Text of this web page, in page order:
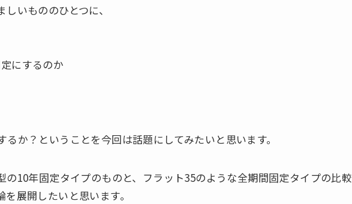
いもののひとつに、
にするのか
か？ということを今回は話題にしてみたいと思います。
の10年固定タイプのものと、フラット35のような全期間固定タイプの比較
展開したいと思います。